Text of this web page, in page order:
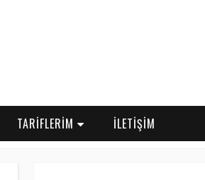
TARİFLERİM İLETİŞİM